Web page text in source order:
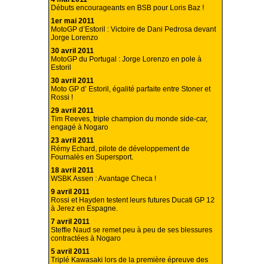
Débuts encourageants en BSB pour Loris Baz !
1er mai 2011
MotoGP d’Estoril : Victoire de Dani Pedrosa devant
Jorge Lorenzo
30 avril 2011
MotoGP du Portugal : Jorge Lorenzo en pole à
Estoril
30 avril 2011
Moto GP d’ Estoril, égalité parfaite entre Stoner et
Rossi !
29 avril 2011
Tim Reeves, triple champion du monde side-car,
engagé à Nogaro
23 avril 2011
Rémy Echard, pilote de développement de
Fournalès en Supersport.
18 avril 2011
WSBK Assen : Avantage Checa !
9 avril 2011
Rossi et Hayden testent leurs futures Ducati GP 12
à Jerez en Espagne.
7 avril 2011
Steffie Naud se remet peu à peu de ses blessures
contractées à Nogaro
5 avril 2011
Triplé Kawasaki lors de la première épreuve des